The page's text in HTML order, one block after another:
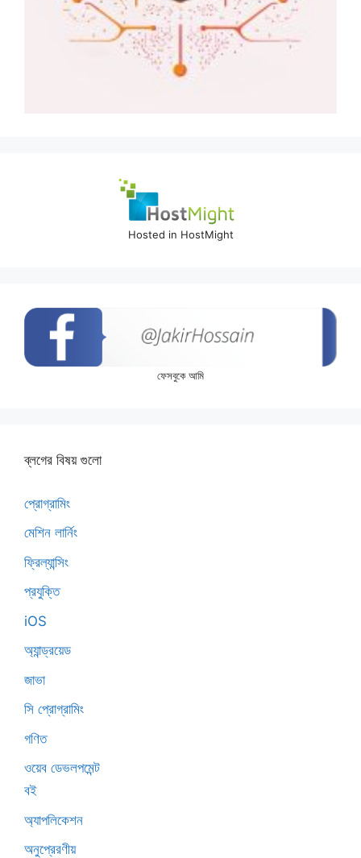
Hosted in HostMight
ফেসবুকে আমি
ব্লগের বিষয় গুলো
প্রোগ্রামিং
মেশিন লার্নিং
ফ্রিল্যান্সিং
প্রযুক্তি
iOS
অ্যান্ড্রয়েড
জাভা
সি প্রোগ্রামিং
গণিত
ওয়েব ডেভলপমেন্ট
বই
অ্যাপলিকেশন
অনুপ্রেরণীয়